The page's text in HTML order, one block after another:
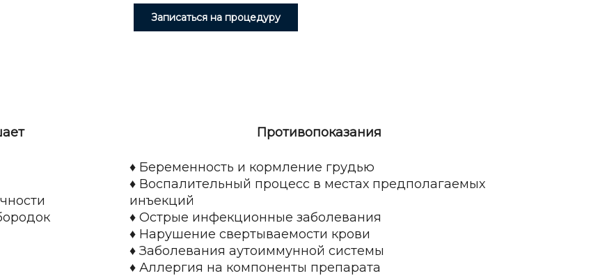
Записаться на процедуру
Противопоказания
♦ Беременность и кормление грудью
♦ Воспалительный процесс в местах предполагаемых
инъекций
♦ Острые инфекционные заболевания
♦ Нарушение свертываемости крови
♦ Заболевания аутоиммунной системы
♦ Аллергия на компоненты препарата